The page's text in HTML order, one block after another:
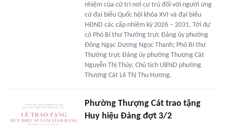
nhiệm của cử tri nơi cư trú đối với người ứng
cử đại biểu Quốc hội khóa XVI và đại biểu
HĐND các cấp nhiệm kỳ 2026 – 2031. Tới dự
có Phó Bí thư Thường trực Đảng ủy phường
Đông Ngạc Dương Ngọc Thanh; Phó Bí thư
Thường trực Đảng ủy phường Thượng Cát
Nguyễn Thị Thủy; Chủ tịch UBND phường
Thượng Cát Lê Thị Thu Hương.
Phường Thượng Cát trao tặng
Huy hiệu Đảng đợt 3/2